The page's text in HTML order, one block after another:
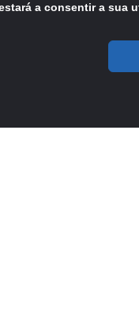
a consentir a sua